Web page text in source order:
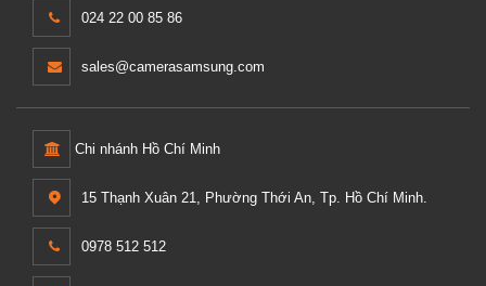
024 22 00 85 86
sales@camerasamsung.com
Chi nhánh Hồ Chí Minh
15 Thạnh Xuân 21, Phường Thới An, Tp. Hồ Chí Minh.
0978 512 512